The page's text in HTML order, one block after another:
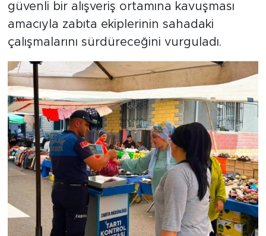
güvenli bir alışveriş ortamına kavuşması
amacıyla zabıta ekiplerinin sahadaki
çalışmalarını sürdüreceğini vurguladı.